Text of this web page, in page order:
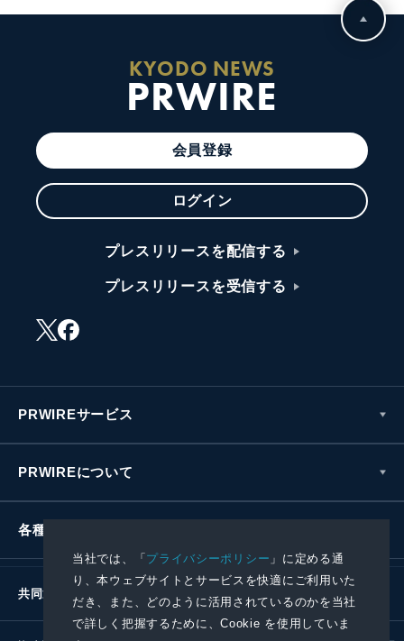
当社では、「プライバシーポリシー 」に定める通
り、本ウェブサイトとサービスを快適にご利用いた
だき、また、どのように活用されているのかを当社
で詳しく把握するために、Cookie を使用していま
KYODO NEWS
PRWIRE
会員登録
ログイン
プレスリリースを配信する
プレスリリースを受信する
PRWIREサービス
PRWIREについて
各種お問い合わせ
共同通信社グループ